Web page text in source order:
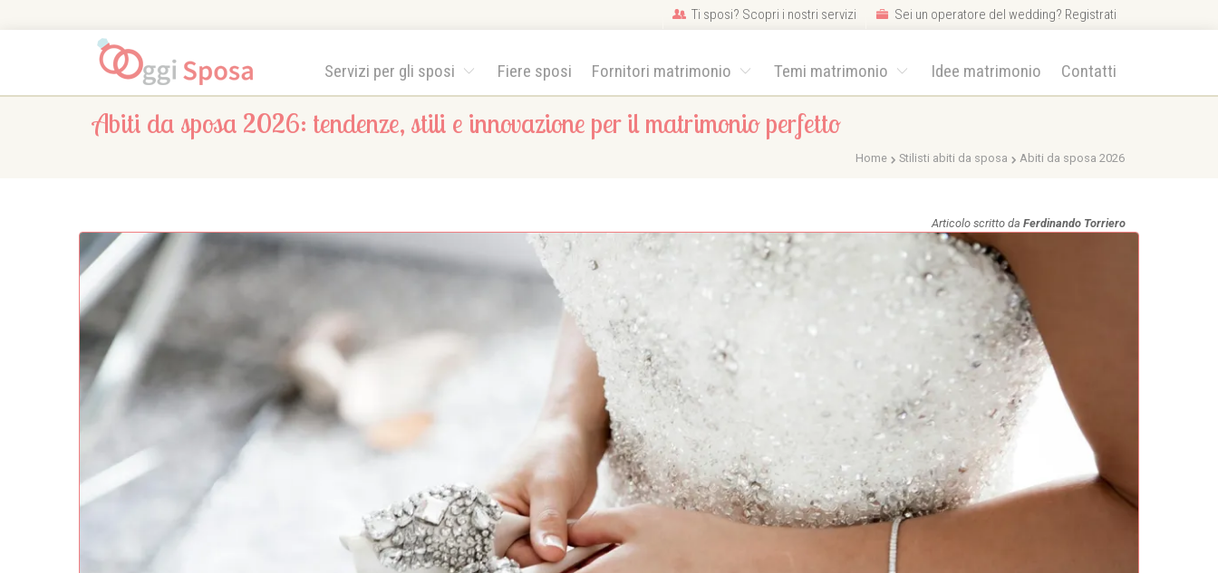
Ti sposi? Scopri i nostri servizi Sei un operatore del wedding? Registrati
Servizi per gli sposi Fiere sposi Fornitori matrimonio Temi matrimonio Idee matrimonio Contatti
Abiti da sposa 2026: tendenze, stili e innovazione per il matrimonio perfetto
Home Stilisti abiti da sposa Abiti da sposa 2026
Articolo scritto da Ferdinando Torriero